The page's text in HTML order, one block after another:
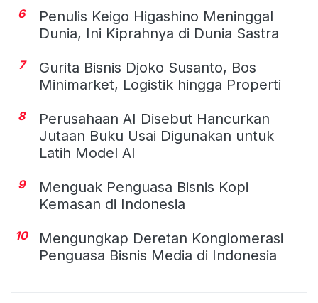
6
Penulis Keigo Higashino Meninggal
Dunia, Ini Kiprahnya di Dunia Sastra
7
Gurita Bisnis Djoko Susanto, Bos
Minimarket, Logistik hingga Properti
8
Perusahaan AI Disebut Hancurkan
Jutaan Buku Usai Digunakan untuk
Latih Model AI
9
Menguak Penguasa Bisnis Kopi
Kemasan di Indonesia
10
Mengungkap Deretan Konglomerasi
Penguasa Bisnis Media di Indonesia